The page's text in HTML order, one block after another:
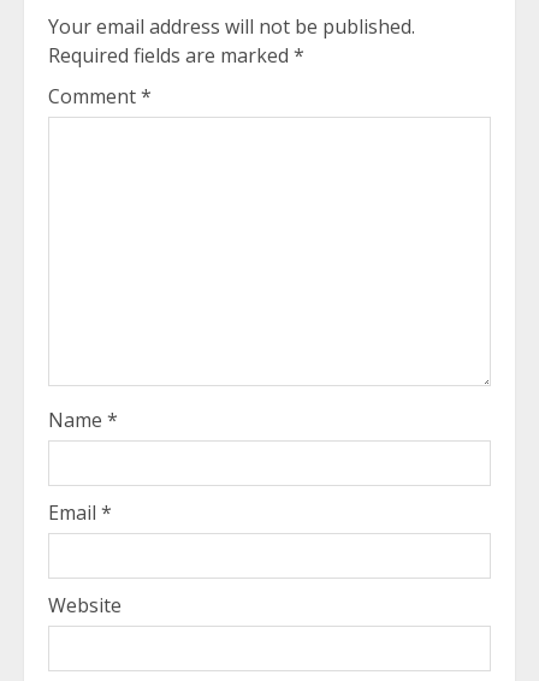
Your email address will not be published.
Required fields are marked *
Comment*
Name *
Email *
Website